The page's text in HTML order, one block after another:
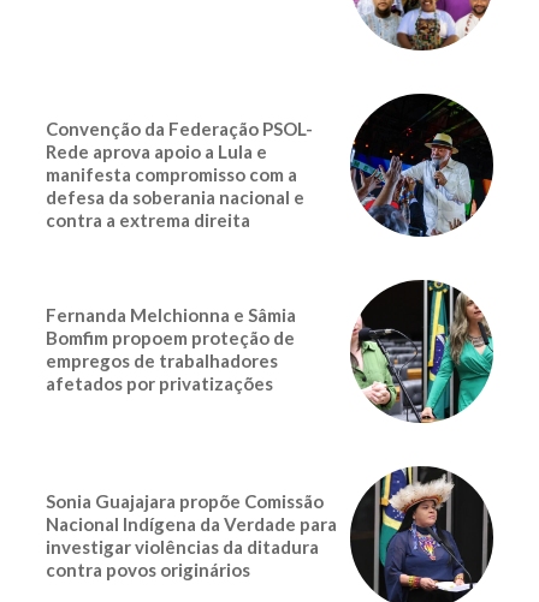
Convenção da Federação PSOL-
Rede aprova apoio a Lula e
manifesta compromisso com a
defesa da soberania nacional e
contra a extrema direita
Fernanda Melchionna e Sâmia
Bomfim propoem proteção de
empregos de trabalhadores
afetados por privatizações
Sonia Guajajara propõe Comissão
Nacional Indígena da Verdade para
investigar violências da ditadura
contra povos originários